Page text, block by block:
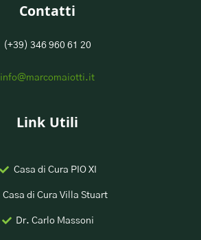
Contatti
(+39) 346 960 61 20
info@marcomaiotti.it
Link Utili
Casa di Cura PIO XI
Casa di Cura Villa Stuart
Dr. Carlo Massoni